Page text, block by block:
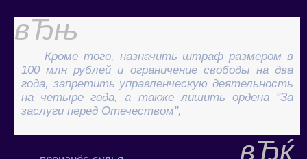
Кроме того, назначить штраф размером в
100 млн рублей и ограничение свободы на два
года, запретить управленческую деятельность
на четыре года, а также лишить ордена "За
заслуги перед Отечеством",